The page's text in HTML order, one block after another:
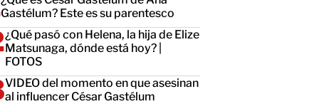
Gastélum? Este es su parentesco
¿Qué pasó con Helena, la hija de Elize
Matsunaga, dónde está hoy? |
FOTOS
VIDEO del momento en que asesinan
al influencer César Gastélum